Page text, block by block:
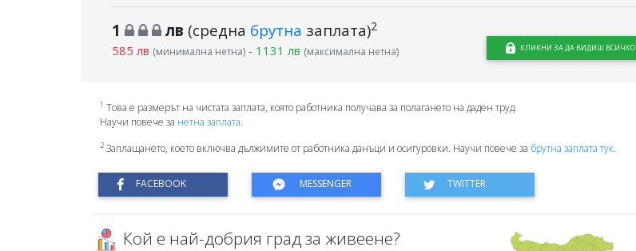
1 лв (средна брутна заплата)2
585 лв (минимална нетна)- 1131 лв (максимална нетна) КЛИКНИ ЗА ДА ВИДИШ ВСИЧКО
1 Това е размерът на чистата заплата, която работника получава за полагането на даден труд.
Научи повече за нетна заплата.
2Заплащането, което включва дължимите от работника данъци и осигуровки. Научи повече за брутна заплата тук.
Кой е най-добрия град за живеене?